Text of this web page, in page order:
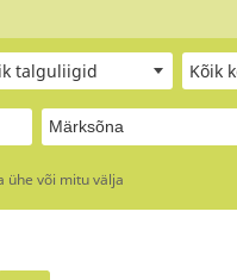
talguliigid Kõik
ühe või mitu välja